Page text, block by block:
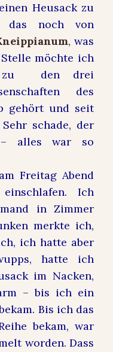
Heusack zu
das noch von
, was
möchte ich
zu den drei
des
gehört und seit
schade, der
– alles war so
Freitag Abend
Ich
in Zimmer
merkte ich,
ich hatte aber
hatte ich
im Nacken,
– bis ich ein
Bis ich das
bekam, war
worden. Dass